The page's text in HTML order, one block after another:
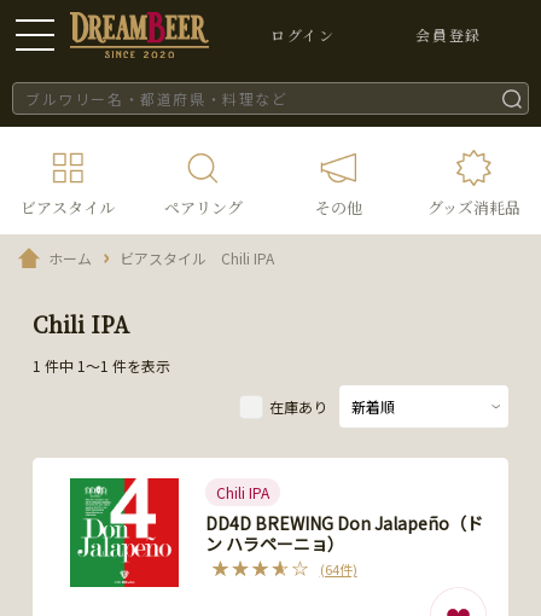
ログイン 会員登録
ビアスタイル ペアリング その他 グッズ消耗品
ホーム ビアスタイル Chili IPA
Chili IPA
在庫あり
1 件中 1～1 件を表示
Chili IPA
DD4D BREWING Don Jalapeño（ド
ン ハラペーニョ）
(64件)